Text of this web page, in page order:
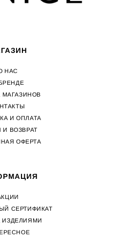
НАС
МАГАЗИНОВ
И ОПЛАТА
И ВОЗВРАТ
ОФЕРТА
СЕРТИФИКАТ
ИЗДЕЛИЯМИ